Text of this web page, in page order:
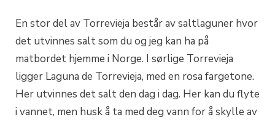
En stor del av Torrevieja består av saltlaguner hvor
det utvinnes salt som du og jeg kan ha på
matbordet hjemme i Norge. I sørlige Torrevieja
ligger Laguna de Torrevieja, med en rosa fargetone.
Her utvinnes det salt den dag i dag. Her kan du flyte
i vannet, men husk å ta med deg vann for å skylle av